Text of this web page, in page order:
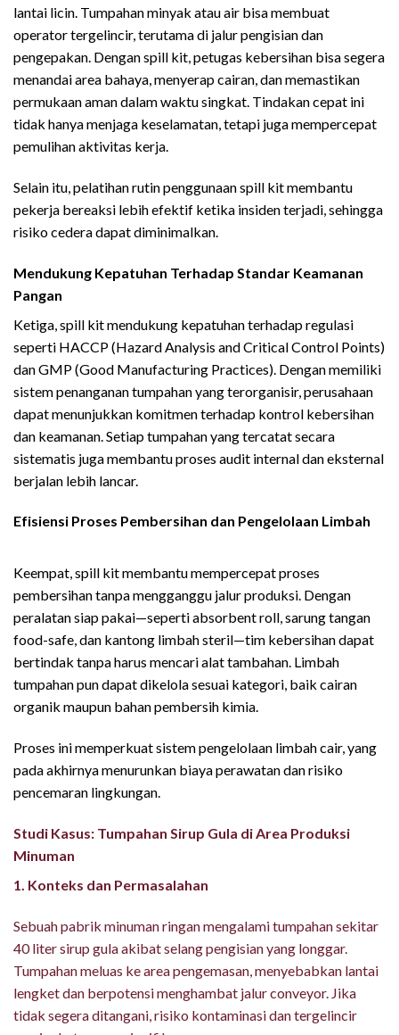
lantai licin. Tumpahan minyak atau air bisa membuat
operator tergelincir, terutama di jalur pengisian dan
pengepakan. Dengan spill kit, petugas kebersihan bisa segera
menandai area bahaya, menyerap cairan, dan memastikan
permukaan aman dalam waktu singkat. Tindakan cepat ini
tidak hanya menjaga keselamatan, tetapi juga mempercepat
pemulihan aktivitas kerja.
Selain itu, pelatihan rutin penggunaan spill kit membantu
pekerja bereaksi lebih efektif ketika insiden terjadi, sehingga
risiko cedera dapat diminimalkan.
Mendukung Kepatuhan Terhadap Standar Keamanan
Pangan
Ketiga, spill kit mendukung kepatuhan terhadap regulasi
seperti HACCP (Hazard Analysis and Critical Control Points)
dan GMP (Good Manufacturing Practices). Dengan memiliki
sistem penanganan tumpahan yang terorganisir, perusahaan
dapat menunjukkan komitmen terhadap kontrol kebersihan
dan keamanan. Setiap tumpahan yang tercatat secara
sistematis juga membantu proses audit internal dan eksternal
berjalan lebih lancar.
Efisiensi Proses Pembersihan dan Pengelolaan Limbah
Keempat, spill kit membantu mempercepat proses
pembersihan tanpa mengganggu jalur produksi. Dengan
peralatan siap pakai—seperti absorbent roll, sarung tangan
food-safe, dan kantong limbah steril—tim kebersihan dapat
bertindak tanpa harus mencari alat tambahan. Limbah
tumpahan pun dapat dikelola sesuai kategori, baik cairan
organik maupun bahan pembersih kimia.
Proses ini memperkuat sistem pengelolaan limbah cair, yang
pada akhirnya menurunkan biaya perawatan dan risiko
pencemaran lingkungan.
Studi Kasus: Tumpahan Sirup Gula di Area Produksi
Minuman
1. Konteks dan Permasalahan
Sebuah pabrik minuman ringan mengalami tumpahan sekitar
40 liter sirup gula akibat selang pengisian yang longgar.
Tumpahan meluas ke area pengemasan, menyebabkan lantai
lengket dan berpotensi menghambat jalur conveyor. Jika
tidak segera ditangani, risiko kontaminasi dan tergelincir